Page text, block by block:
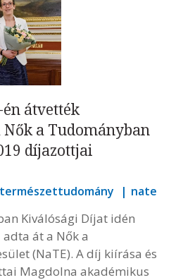
átvették
a Tudományban
díjazottjai
természettudomány nate
Kiválósági Díjat idén
át a Nők a
(NaTE). A díj kiírása és
Magdolna akadémikus